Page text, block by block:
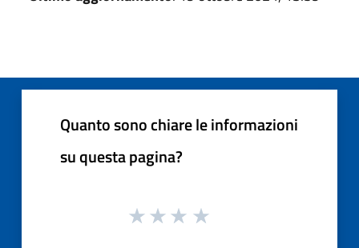
Quanto sono chiare le informazioni
su questa pagina?